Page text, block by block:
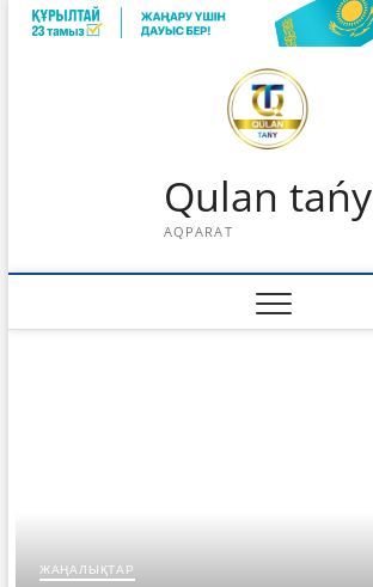
Skip
Qulan tańy
AQPARAT
ЖАҢАЛЫҚТАР